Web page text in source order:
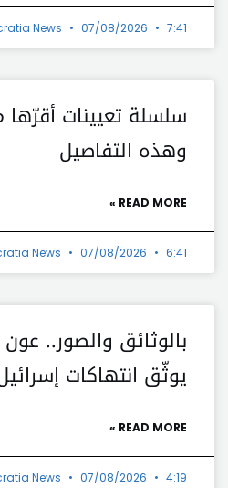
News 07/08/2026 7:41 م
سلسلة تعيينات
وهذه التفاصيل
READ MORE »
News 07/08/2026 6:41 م
بالوثائق والصور..
يوثّق انتهاكات
READ MORE »
News 07/08/2026 4:19 م